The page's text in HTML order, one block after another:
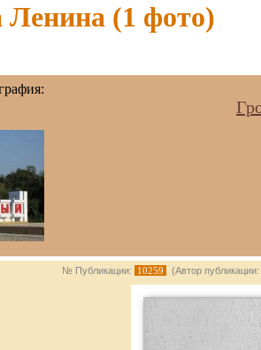
(1 фото)
№ Публикации: 10259 (Автор публикации: